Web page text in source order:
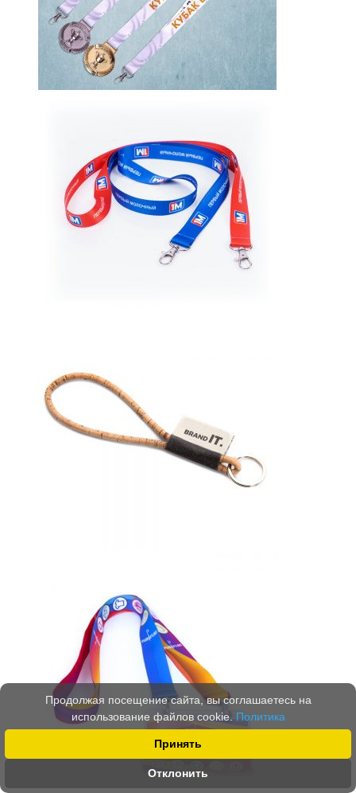
Принять
Отклонить
Продолжая посещение сайта, вы соглашаетесь на
использование файлов cookie. Политика